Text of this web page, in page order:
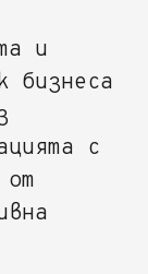
и
бизнеса
с
от